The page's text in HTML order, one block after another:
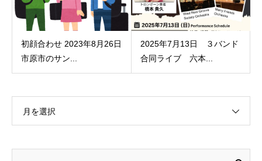
初顔合わせ 2023年8月26日
市原市のサン...
2025年7月13日 ３バンド
合同ライブ 六本...
月を選択